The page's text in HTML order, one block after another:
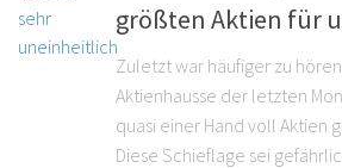
größten Aktien für
Zuletzt war häufiger zu
Aktienhausse der letzten
quasi einer Hand voll Aktien
Diese Schieflage sei